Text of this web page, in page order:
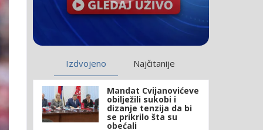
Izdvojeno Najčitanije
Mandat Cvijanovićeve
obilježili sukobi i
dizanje tenzija da bi
se prikrilo šta su
obećali